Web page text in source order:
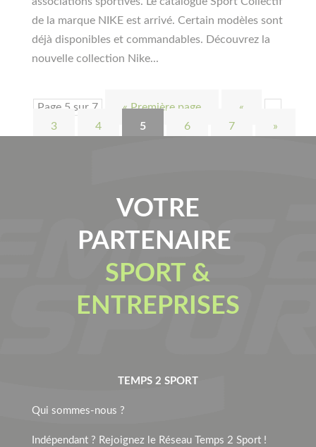
de la marque NIKE est arrivé. Certain modèles sont
déjà disponibles et commandables. Découvrez la
nouvelle collection Nike...
Page 5 sur 7 « Première page «
3
4 5 6 7 »
VOTRE
PARTENAIRE
SPORT &
ENTREPRISES
TEMPS 2 SPORT
Qui sommes-nous ?
Indépendant ? Rejoignez le Réseau Temps 2 Sport !